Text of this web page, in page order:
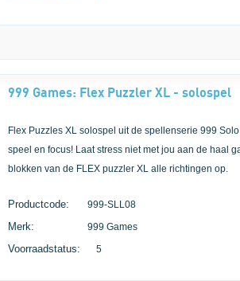
999 Games: Flex Puzzler XL - solospel
Flex Puzzles XL solospel uit de spellenserie 999
speel en focus! Laat stress niet met jou aan de haal
blokken van de FLEX puzzler XL alle richtingen op.
Productcode: 999-SLL08
Merk: 999 Games
Voorraadstatus: 5